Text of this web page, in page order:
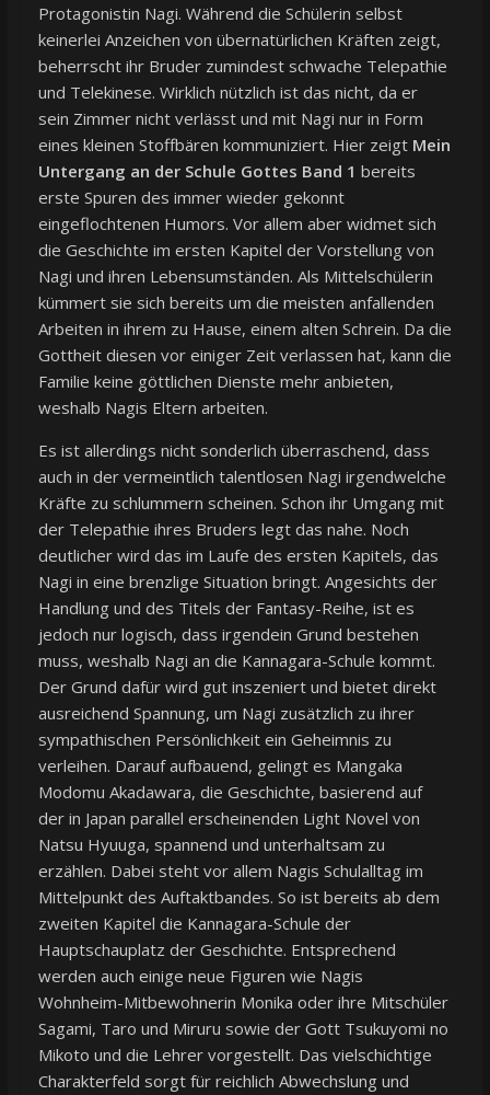
Protagonistin Nagi. Während die Schülerin selbst
keinerlei Anzeichen von übernatürlichen Kräften zeigt,
beherrscht ihr Bruder zumindest schwache Telepathie
und Telekinese. Wirklich nützlich ist das nicht, da er
sein Zimmer nicht verlässt und mit Nagi nur in Form
eines kleinen Stoffbären kommuniziert. Hier zeigt Mein
Untergang an der Schule Gottes Band 1 bereits
erste Spuren des immer wieder gekonnt
eingeflochtenen Humors. Vor allem aber widmet sich
die Geschichte im ersten Kapitel der Vorstellung von
Nagi und ihren Lebensumständen. Als Mittelschülerin
kümmert sie sich bereits um die meisten anfallenden
Arbeiten in ihrem zu Hause, einem alten Schrein. Da die
Gottheit diesen vor einiger Zeit verlassen hat, kann die
Familie keine göttlichen Dienste mehr anbieten,
weshalb Nagis Eltern arbeiten.
Es ist allerdings nicht sonderlich überraschend, dass
auch in der vermeintlich talentlosen Nagi irgendwelche
Kräfte zu schlummern scheinen. Schon ihr Umgang mit
der Telepathie ihres Bruders legt das nahe. Noch
deutlicher wird das im Laufe des ersten Kapitels, das
Nagi in eine brenzlige Situation bringt. Angesichts der
Handlung und des Titels der Fantasy-Reihe, ist es
jedoch nur logisch, dass irgendein Grund bestehen
muss, weshalb Nagi an die Kannagara-Schule kommt.
Der Grund dafür wird gut inszeniert und bietet direkt
ausreichend Spannung, um Nagi zusätzlich zu ihrer
sympathischen Persönlichkeit ein Geheimnis zu
verleihen. Darauf aufbauend, gelingt es Mangaka
Modomu Akadawara, die Geschichte, basierend auf
der in Japan parallel erscheinenden Light Novel von
Natsu Hyuuga, spannend und unterhaltsam zu
erzählen. Dabei steht vor allem Nagis Schulalltag im
Mittelpunkt des Auftaktbandes. So ist bereits ab dem
zweiten Kapitel die Kannagara-Schule der
Hauptschauplatz der Geschichte. Entsprechend
werden auch einige neue Figuren wie Nagis
Wohnheim-Mitbewohnerin Monika oder ihre Mitschüler
Sagami, Taro und Miruru sowie der Gott Tsukuyomi no
Mikoto und die Lehrer vorgestellt. Das vielschichtige
Charakterfeld sorgt für reichlich Abwechslung und